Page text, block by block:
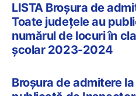
LISTA Broșura de
Toate județele au
numărul de locuri în
școlar 2023-2024
Broșura de admitere